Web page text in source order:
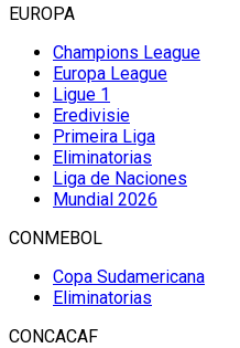
EUROPA
Champions League
Europa League
Ligue 1
Eredivisie
Primeira Liga
Eliminatorias
Liga de Naciones
Mundial 2026
CONMEBOL
Copa Sudamericana
Eliminatorias
CONCACAF